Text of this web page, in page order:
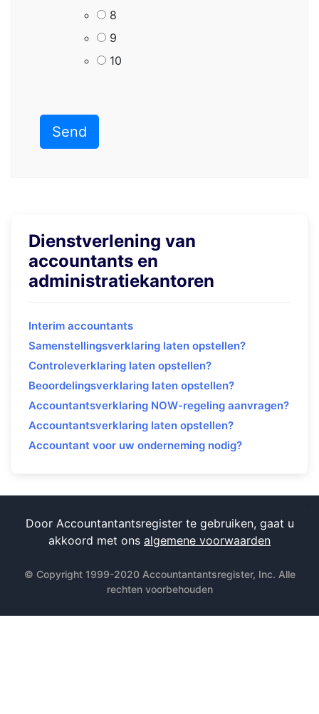
8
9
10
Dienstverlening van
accountants en
administratiekantoren
Interim accountants
Samenstellingsverklaring laten opstellen?
Controleverklaring laten opstellen?
Beoordelingsverklaring laten opstellen?
Accountantsverklaring NOW-regeling aanvragen?
Accountantsverklaring laten opstellen?
Accountant voor uw onderneming nodig?
Door Accountantantsregister te gebruiken, gaat u
akkoord met ons algemene voorwaarden
© Copyright 1999-2020 Accountantantsregister, Inc. Alle
rechten voorbehouden